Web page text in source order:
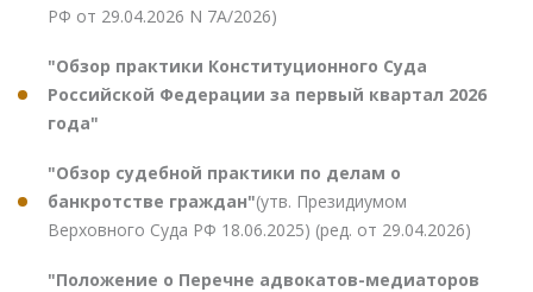
РФ от 29.04.2026 N 7А/2026)
"Обзор практики Конституционного Суда
Российской Федерации за первый квартал 2026
года"
"Обзор судебной практики по делам о
банкротстве граждан"(утв. Президиумом
Верховного Суда РФ 18.06.2025) (ред. от 29.04.2026)
"Положение о Перечне адвокатов-медиаторов